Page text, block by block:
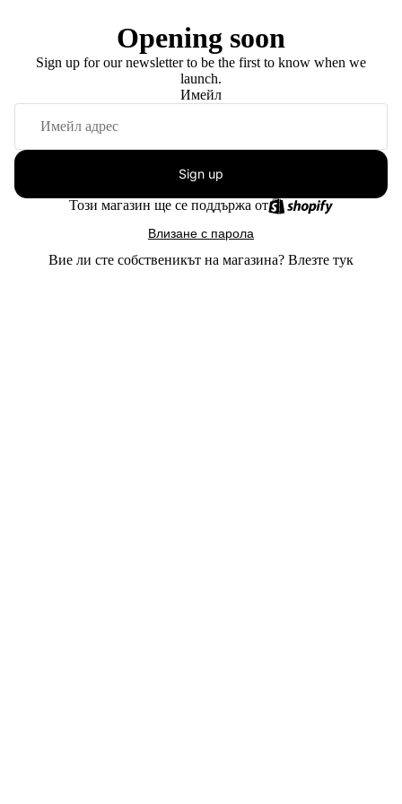
Opening soon
Sign up for our newsletter to be the first to know when we
launch.
Имейл
Sign up
Този магазин ще се поддържа от
Влизане с парола
Вие ли сте собственикът на магазина? Влезте тук